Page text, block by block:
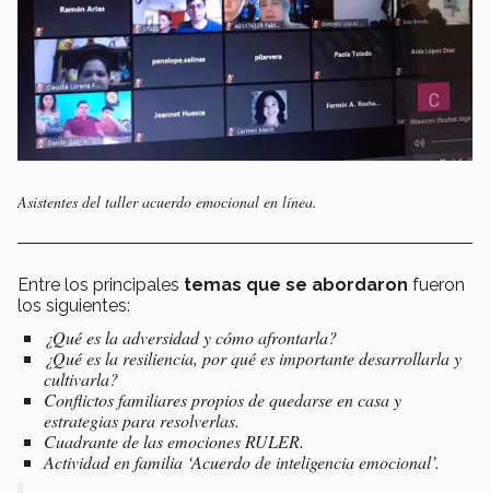
Asistentes del taller acuerdo emocional en línea.
Entre los principales temas que se abordaron fueron
los siguientes:
¿Qué es la adversidad y cómo afrontarla?
¿Qué es la resiliencia, por qué es importante desarrollarla y
cultivarla?
Conflictos familiares propios de quedarse en casa y
estrategias para resolverlas.
Cuadrante de las emociones RULER.
Actividad en familia ‘Acuerdo de inteligencia emocional’.